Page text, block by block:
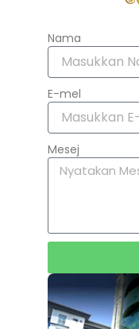
Nama
E-mel
Mesej